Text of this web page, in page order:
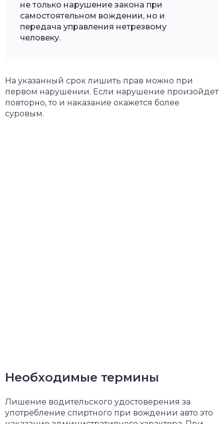
не только нарушение закона при
самостоятельном вождении, но и
передача управления нетрезвому
человеку.
На указанный срок лишить прав можно при
первом нарушении. Если нарушение произойдет
повторно, то и наказание окажется более
суровым.
Необходимые термины
Лишение водительского удостоверения за
употребление спиртного при вождении авто это